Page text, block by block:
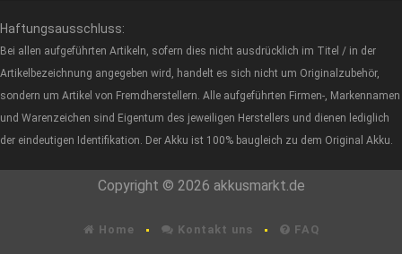
Haftungsausschluss:
Bei allen aufgeführten Artikeln, sofern dies nicht ausdrücklich im Titel / in der
Artikelbezeichnung angegeben wird, handelt es sich nicht um Originalzubehör,
sondern um Artikel von Fremdherstellern. Alle aufgeführten Firmen-, Markennamen
und Warenzeichen sind Eigentum des jeweiligen Herstellers und dienen lediglich
der eindeutigen Identifikation. Der Akku ist 100% baugleich zu dem Original Akku.
Copyright © 2026 akkusmarkt.de
Home Kontakt uns FAQ